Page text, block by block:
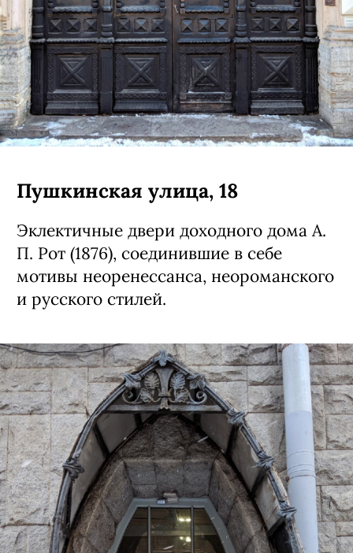
Пушкинская улица, 18
Эклектичные двери доходного дома А.
П. Рот (1876), соединившие в себе
мотивы неоренессанса, неороманского
и русского стилей.